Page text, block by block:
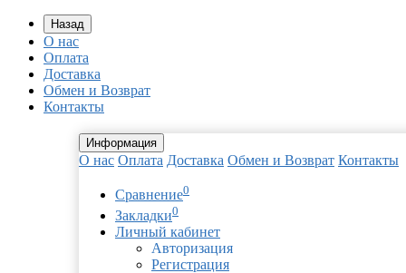
Назад
О нас
Оплата
Доставка
Обмен и Возврат
Контакты
Информация
О нас Оплата Доставка Обмен и Возврат Контакты
Сравнение0
Закладки0
Личный кабинет
Авторизация
Регистрация